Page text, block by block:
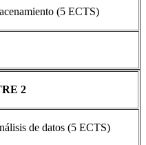
(5 ECTS)
2
de datos (5 ECTS)